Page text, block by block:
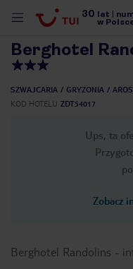
30 lat
w
Berghotel
SZWAJCARIA GRYZONIA
KOD HOTELU ZDT54017
Ups, ta
Zobacz
Berghotel Randolins -